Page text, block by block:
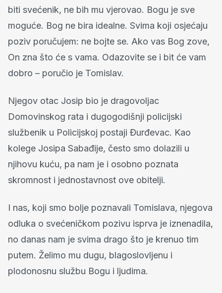
biti svećenik, ne bih mu vjerovao. Bogu je sve
moguće. Bog ne bira idealne. Svima koji osjećaju
poziv poručujem: ne bojte se. Ako vas Bog zove,
On zna što će s vama. Odazovite se i bit će vam
dobro – poručio je Tomislav.
Njegov otac Josip bio je dragovoljac
Domovinskog rata i dugogodišnji policijski
službenik u Policijskoj postaji Đurđevac. Kao
kolege Josipa Sabađije, često smo dolazili u
njihovu kuću, pa nam je i osobno poznata
skromnost i jednostavnost ove obitelji.
I nas, koji smo bolje poznavali Tomislava, njegova
odluka o svećeničkom pozivu isprva je iznenadila,
no danas nam je svima drago što je krenuo tim
putem. Želimo mu dugu, blagoslovljenu i
plodonosnu službu Bogu i ljudima.